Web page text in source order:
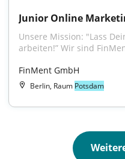
Junior Online
Unsere Mission: "Lass
arbeiten!” Wir sind
FinMent GmbH
Berlin, Raum Potsdam